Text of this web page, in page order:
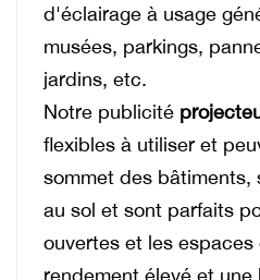
d'éclairage à usage
musées, parkings,
jardins, etc.
Notre publicité
flexibles à utiliser et
sommet des bâtiments,
au sol et sont parfaits
ouvertes et les
rendement élevé et